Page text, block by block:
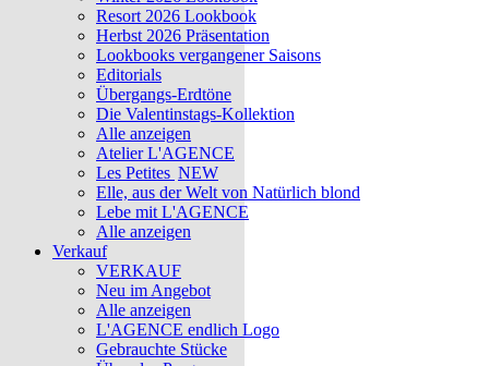
Resort 2026 Lookbook
Herbst 2026 Präsentation
Lookbooks vergangener Saisons
Editorials
Übergangs-Erdtöne
Die Valentinstags-Kollektion
Alle anzeigen
Atelier L'AGENCE
Les Petites NEW
Elle, aus der Welt von Natürlich blond
Lebe mit L'AGENCE
Alle anzeigen
Verkauf
VERKAUF
Neu im Angebot
Alle anzeigen
L'AGENCE endlich Logo
Gebrauchte Stücke